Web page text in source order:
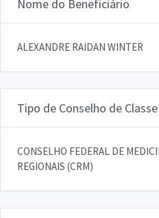
Nome do Beneficiário
ALEXANDRE RAIDAN WINTER
Tipo de Conselho de Classe
CONSELHO FEDERAL DE
REGIONAIS (CRM)